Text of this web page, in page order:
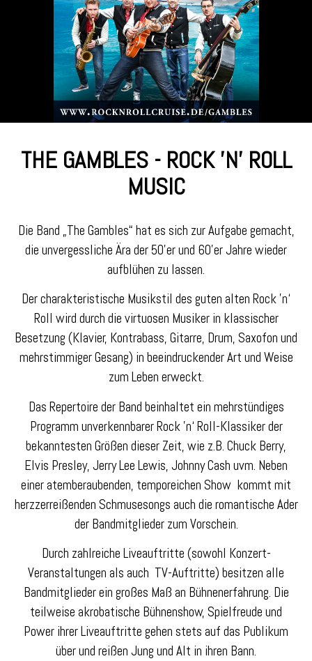
THE GAMBLES - ROCK 'N' ROLL
MUSIC
Die Band „The Gambles“ hat es sich zur Aufgabe gemacht,
die unvergessliche Ära der 50’er und 60’er Jahre wieder
aufblühen zu lassen.
Der charakteristische Musikstil des guten alten Rock ’n‘
Roll wird durch die virtuosen Musiker in klassischer
Besetzung (Klavier, Kontrabass, Gitarre, Drum, Saxofon und
mehrstimmiger Gesang) in beeindruckender Art und Weise
zum Leben erweckt.
Das Repertoire der Band beinhaltet ein mehrstündiges
Programm unverkennbarer Rock ’n‘ Roll-Klassiker der
bekanntesten Größen dieser Zeit, wie z.B. Chuck Berry,
Elvis Presley, Jerry Lee Lewis, Johnny Cash uvm. Neben
einer atemberaubenden, temporeichen Show kommt mit
herzzerreißenden Schmusesongs auch die romantische Ader
der Bandmitglieder zum Vorschein.
Durch zahlreiche Liveauftritte (sowohl Konzert-
Veranstaltungen als auch TV-Auftritte) besitzen alle
Bandmitglieder ein großes Maß an Bühnenerfahrung. Die
teilweise akrobatische Bühnenshow, Spielfreude und
Power ihrer Liveauftritte gehen stets auf das Publikum
über und reißen Jung und Alt in ihren Bann.